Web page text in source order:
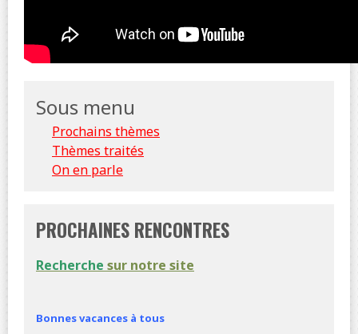
Sous menu
Prochains thèmes
Thèmes traités
On en parle
PROCHAINES RENCONTRES
Recherche sur notre site
Bonnes vacances à tous